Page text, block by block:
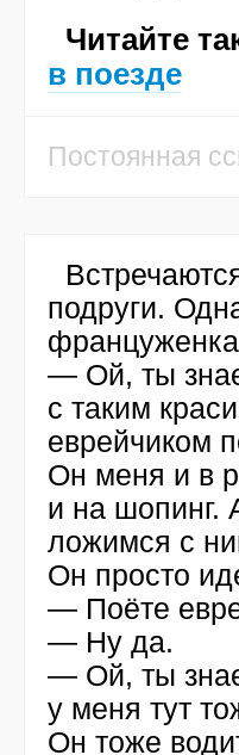
Читайте
в поезде
Постоянная
подруги.
— Ой, ты
с таким
еврейчиком
Он меня и в
и на шопинг.
ложимся с
Он просто
— Поёте
— Ну да.
— Ой, ты
у меня тут
Он тоже